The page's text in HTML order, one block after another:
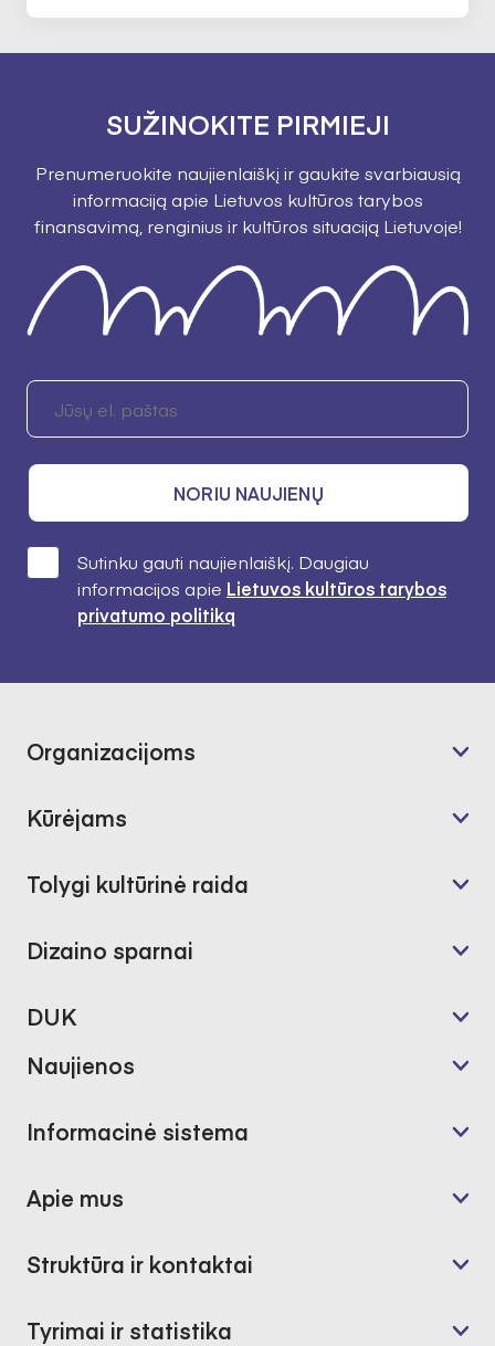
SUŽINOKITE PIRMIEJI
Prenumeruokite naujienlaiškį ir gaukite svarbiausią
informaciją apie Lietuvos kultūros tarybos
finansavimą, renginius ir kultūros situaciją Lietuvoje!
NORIU NAUJIENŲ
Sutinku gauti naujienlaiškį. Daugiau
informacijos apie Lietuvos kultūros tarybos
privatumo politiką
Organizacijoms
Kūrėjams
Tolygi kultūrinė raida
Dizaino sparnai
DUK
Naujienos
Informacinė sistema
Apie mus
Struktūra ir kontaktai
Tyrimai ir statistika